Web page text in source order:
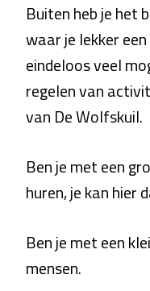
Buiten heb je het
waar je lekker
eindeloos veel
regelen van
van De Wolfskuil.
Ben je met een
huren, je kan hier
Ben je met een
mensen.